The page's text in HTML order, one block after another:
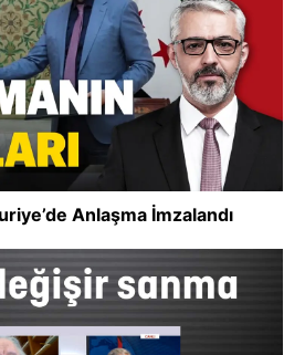
Anlaşma İmzalandı